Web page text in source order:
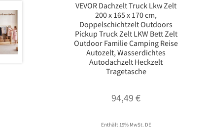
VEVOR Dachzelt Truck Lkw Zelt
200 x 165 x 170 cm,
Doppelschichtzelt Outdoors
Pickup Truck Zelt LKW Bett Zelt
Outdoor Familie Camping Reise
Autozelt, Wasserdichtes
Autodachzelt Heckzelt
Tragetasche
94,49€
Enthält 19% MwSt. DE